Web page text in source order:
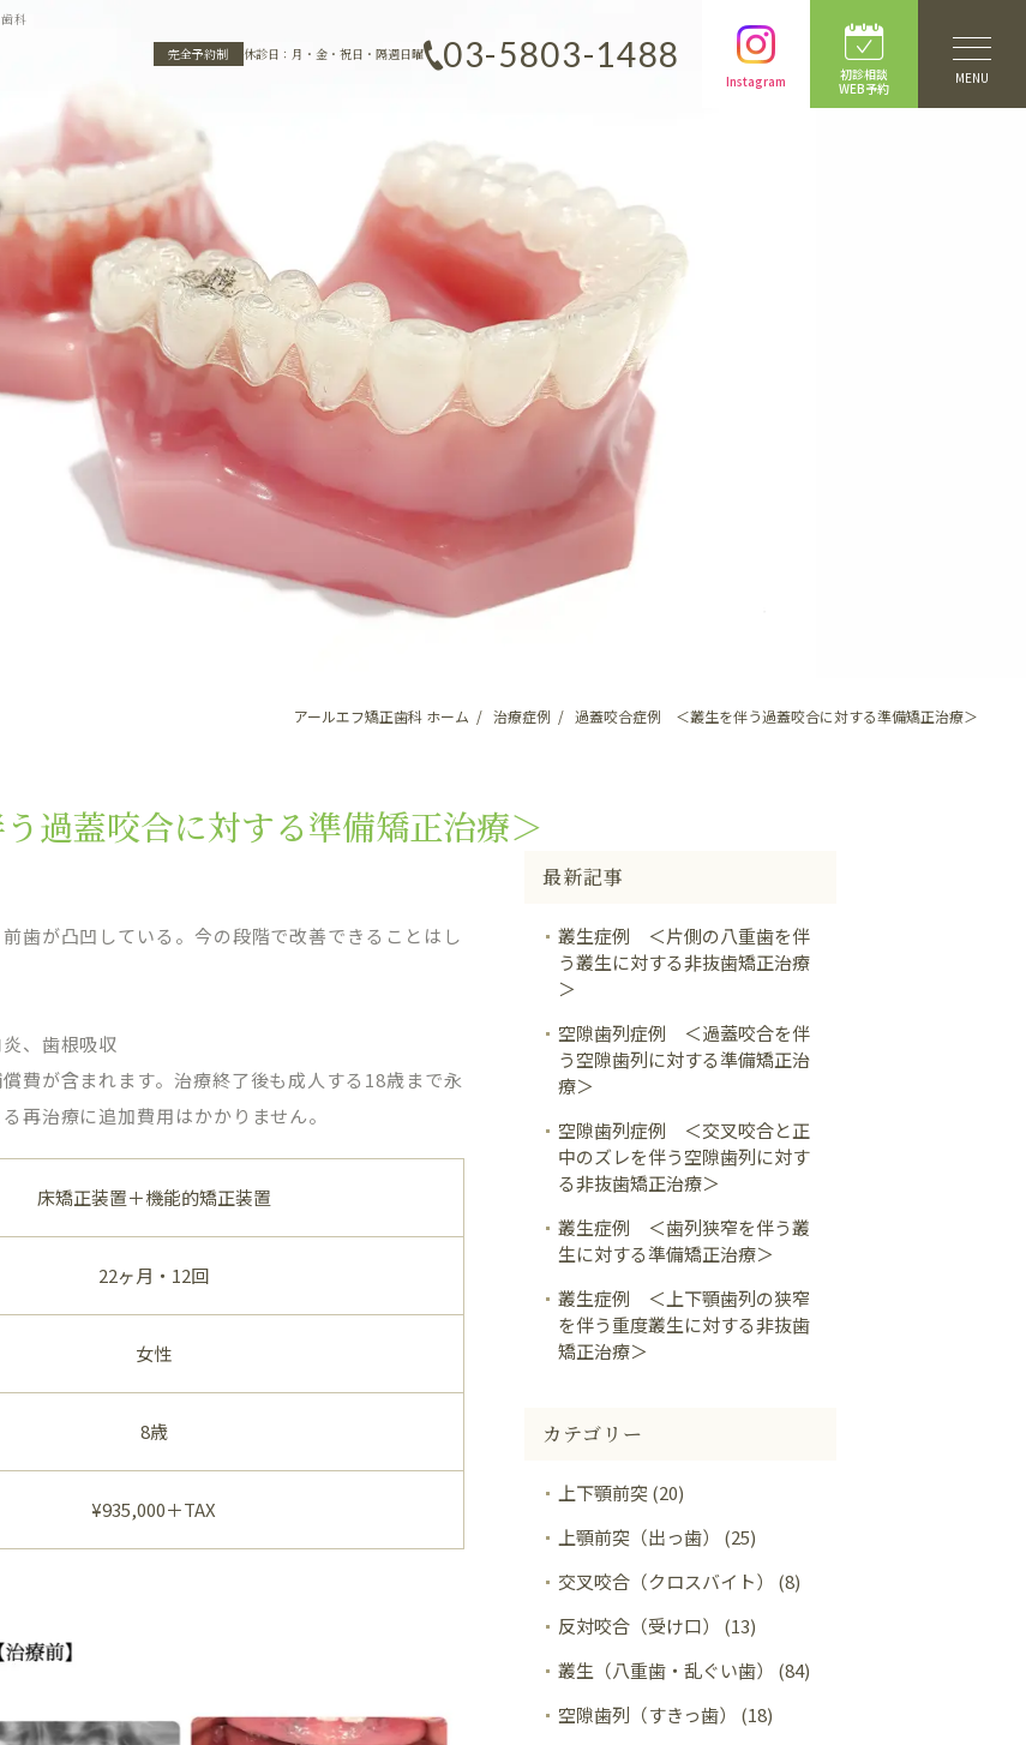
科
完全予約制
休診日：月・金・祝日・隔週日曜 03-5803-1488
Instagram
初診相談
WEB予約
MENU
アールエフ矯正歯科 ホーム 治療症例 過蓋咬合症例 ＜叢生を伴う過蓋咬合に対する準備矯正治療＞
過蓋咬合に対する準備矯正治療＞
歯が凸凹している。今の段階で改善できることはし
、歯根吸収
費が含まれます。治療終了後も成人する18歳まで永
再治療に追加費用はかかりません。
床矯正装置＋機能的矯正装置
22ヶ月・12回
女性
8歳
¥935,000＋TAX
最新記事
叢生症例 ＜片側の八重歯を伴
う叢生に対する非抜歯矯正治療
＞
空隙歯列症例 ＜過蓋咬合を伴
う空隙歯列に対する準備矯正治
療＞
空隙歯列症例 ＜交叉咬合と正
中のズレを伴う空隙歯列に対す
る非抜歯矯正治療＞
叢生症例 ＜歯列狭窄を伴う叢
生に対する準備矯正治療＞
叢生症例 ＜上下顎歯列の狭窄
を伴う重度叢生に対する非抜歯
矯正治療＞
カテゴリー
上下顎前突 (20)
上顎前突（出っ歯） (25)
交叉咬合（クロスバイト） (8)
反対咬合（受け口） (13)
叢生（八重歯・乱ぐい歯） (84)
空隙歯列（すきっ歯） (18)